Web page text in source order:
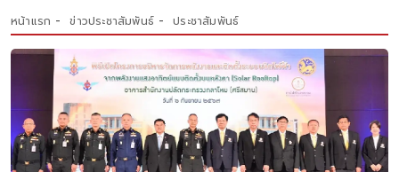
หน้าแรก ข่าวประชาสัมพันธ์ ประชาสัมพันธ์